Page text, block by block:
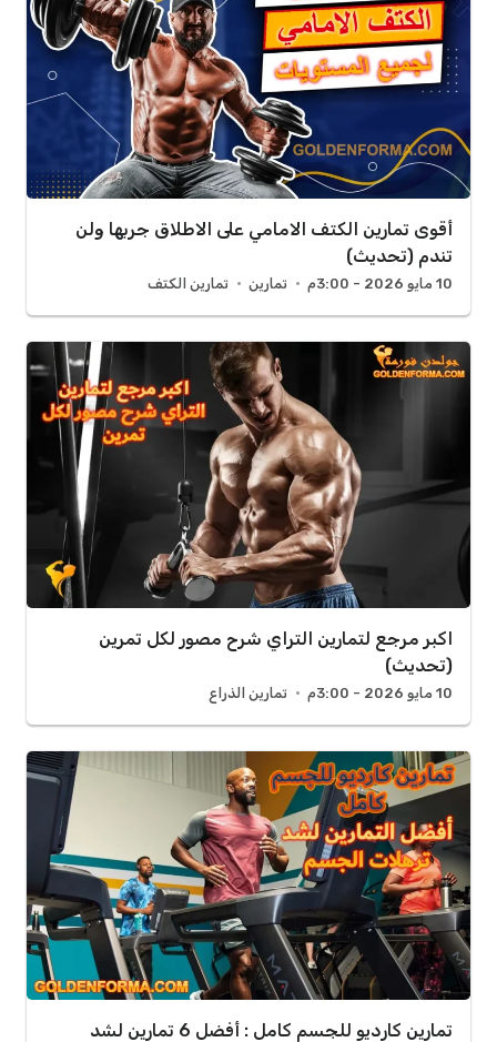
أقوى تمارين الكتف الامامي على الاطلاق جربها ولن
تندم (تحديث)
10 مايو 2026 - 3:00م تمارين تمارين الكتف
اكبر مرجع لتمارين التراي شرح مصور لكل تمرين
(تحديث)
10 مايو 2026 - 3:00م تمارين الذراع
تمارين كارديو للجسم كامل : أفضل 6 تمارين لشد